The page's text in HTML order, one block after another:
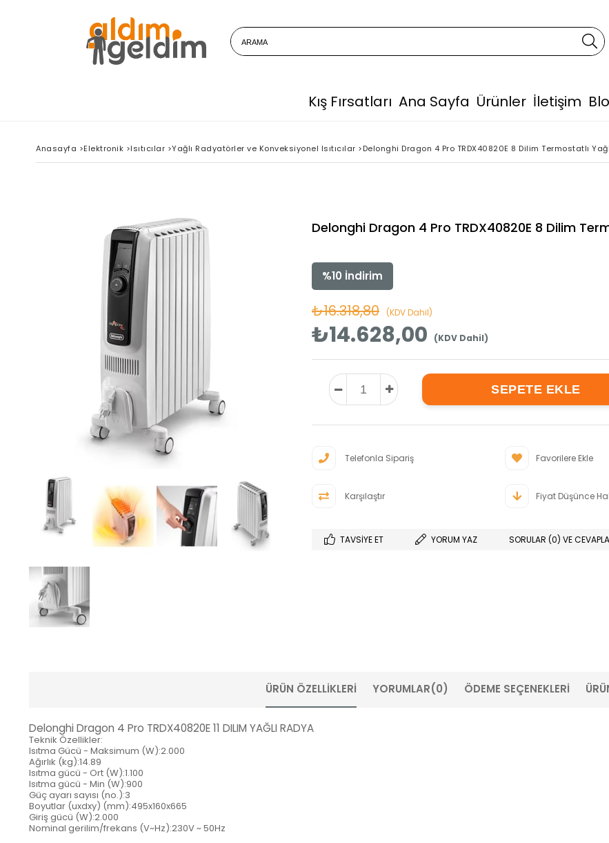
Kış Fırsatları Ana Sayfa Ürünler İletişim
Anasayfa >Elektronik >Isıtıcılar >Yağlı Radyatörler ve Konveksiyonel Isıtıcılar >Delonghi Dragon 4 Pro TRDX40820E 8 Dilim Termostatlı
Delonghi Dragon 4 Pro TRDX40820E 8 Dilim
%10 İndirim
₺16.318,80 (KDV Dahil)
₺14.628,00 (KDV Dahil)
Telefonla Sipariş Favorilere Ekle
Karşılaştır Fiyat Düşünce
TAVSIYE ET YORUM YAZ SORULAR (0) VE
ÜRÜN ÖZELLIKLERI YORUMLAR(0) ÖDEME SEÇENEKLERI
Delonghi Dragon 4 Pro TRDX40820E 11 DILIM YAĞLI RADYA
Teknik Özellikler:
Isıtma Gücü - Maksimum (W):2.000
Ağırlık (kg):14.89
Isıtma gücü - Ort (W):1.100
Isıtma gücü - Min (W):900
Güç ayarı sayısı (no.):3
Boyutlar (uxdxy) (mm):495x160x665
Giriş gücü (W):2.000
Nominal gerilim/frekans (V~Hz):230V ~ 50Hz